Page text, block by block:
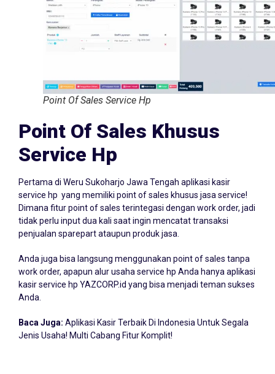
Point Of Sales Service Hp
Point Of Sales Khusus
Service Hp
Pertama di Weru Sukoharjo Jawa Tengah aplikasi kasir
service hp yang memiliki point of sales khusus jasa service!
Dimana fitur point of sales terintegasi dengan work order, jadi
tidak perlu input dua kali saat ingin mencatat transaksi
penjualan sparepart ataupun produk jasa.
Anda juga bisa langsung menggunakan point of sales tanpa
work order, apapun alur usaha service hp Anda hanya aplikasi
kasir service hp YAZCORP.id yang bisa menjadi teman sukses
Anda.
Baca Juga: Aplikasi Kasir Terbaik Di Indonesia Untuk Segala
Jenis Usaha! Multi Cabang Fitur Komplit!